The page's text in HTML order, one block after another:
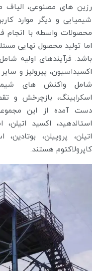
رزین های مصنوعی،
شیمیایی و دیگر موارد
محصولات واسطه با انجام
اما تولید محصول نهایی
باشد. فرآیندهای اولیه
اکسیداسیون، پیرولیز و
شامل واکنش های
اسکرابینگ، بازچرخش و
دست آمده از این
استالدهید، اکسید
اتیلن، پروپیلن، بوتادین،
کاپرولاکتوم هستند.